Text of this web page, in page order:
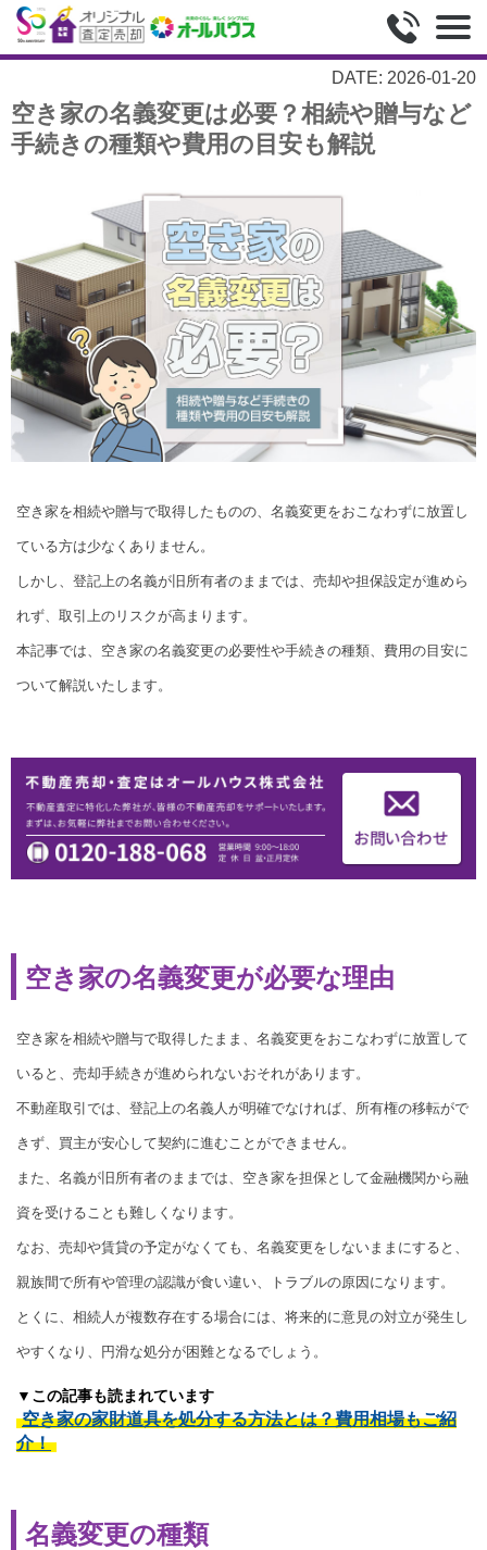
DATE: 2026-01-20
空き家の名義変更は必要？相続や贈与など
手続きの種類や費用の目安も解説
空き家を相続や贈与で取得したものの、名義変更をおこなわずに放置し
ている方は少なくありません。
しかし、登記上の名義が旧所有者のままでは、売却や担保設定が進めら
れず、取引上のリスクが高まります。
本記事では、空き家の名義変更の必要性や手続きの種類、費用の目安に
ついて解説いたします。
空き家の名義変更が必要な理由
空き家を相続や贈与で取得したまま、名義変更をおこなわずに放置して
いると、売却手続きが進められないおそれがあります。
不動産取引では、登記上の名義人が明確でなければ、所有権の移転がで
きず、買主が安心して契約に進むことができません。
また、名義が旧所有者のままでは、空き家を担保として金融機関から融
資を受けることも難しくなります。
なお、売却や賃貸の予定がなくても、名義変更をしないままにすると、
親族間で所有や管理の認識が食い違い、トラブルの原因になります。
とくに、相続人が複数存在する場合には、将来的に意見の対立が発生し
やすくなり、円滑な処分が困難となるでしょう。
▼この記事も読まれています
空き家の家財道具を処分する方法とは？費用相場もご紹
介！
名義変更の種類